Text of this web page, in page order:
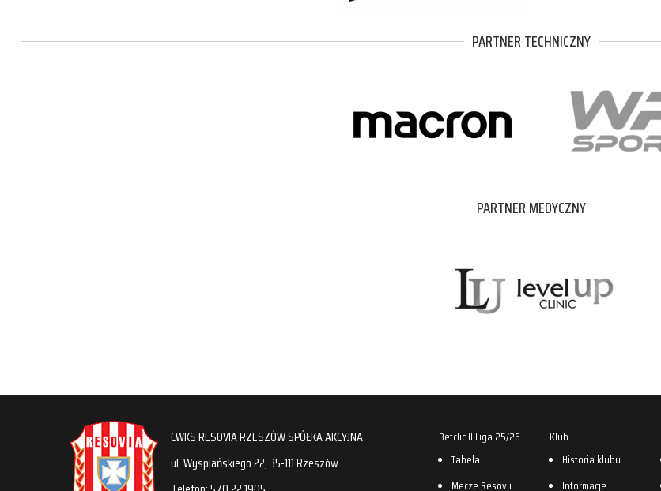
PARTNER TECHNICZNY
PARTNER MEDYCZNY
CWKS RESOVIA RZESZÓW SPÓŁKA AKCYJNA
ul. Wyspiańskiego 22, 35-111 Rzeszów
Betclic II Liga 25/26
Tabela
Mecze Resovii
Klub
Historia klubu
Informacje